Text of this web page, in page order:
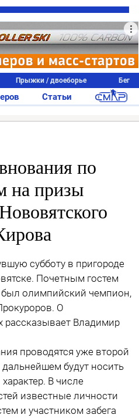
Прыжки / двоеборье Бег
Статьи
по
на призы
субботу в пригороде
Почетным гостем
олимпийский чемпион,
О
рассказывает Владимир
проводятся уже второй
дальнейшем будут носить
В числе
известные личности
и участником забега